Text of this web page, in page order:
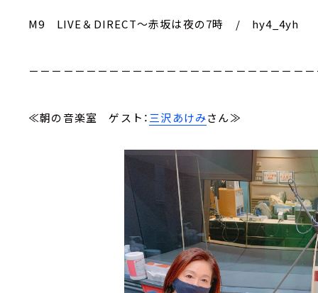
M9 LIVE＆DIRECT～赤坂は夜の7時 / hy4_4yh
－－－－－－－－－－－－－－－－－－－－－－－－
≪朝の音楽室 ゲスト：三沢あけみさん≫